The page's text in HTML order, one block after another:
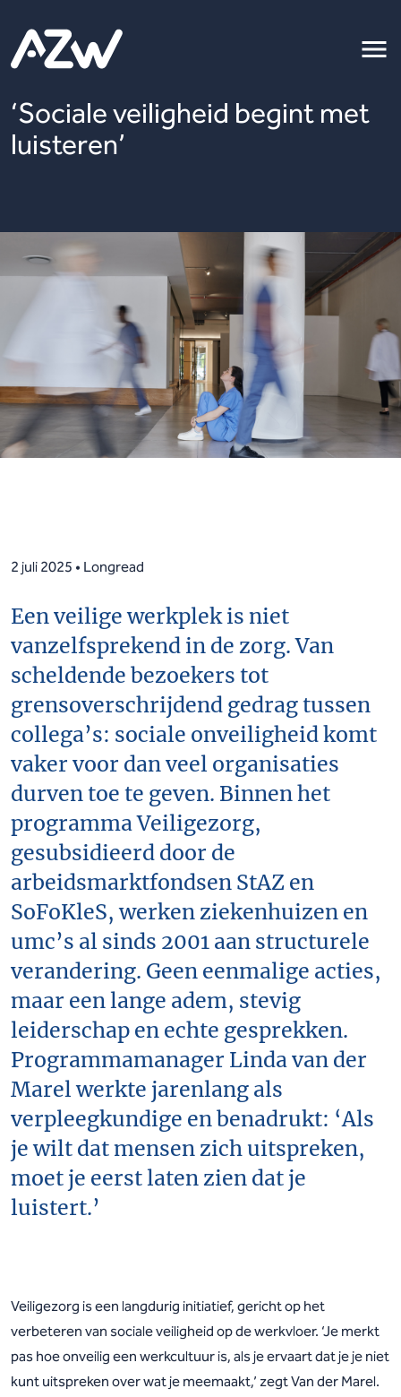
‘Sociale veiligheid begint met
luisteren’
2 juli 2025 • Longread
Een veilige werkplek is niet
vanzelfsprekend in de zorg. Van
scheldende bezoekers tot
grensoverschrijdend gedrag tussen
collega’s: sociale onveiligheid komt
vaker voor dan veel organisaties
durven toe te geven. Binnen het
programma Veiligezorg,
gesubsidieerd door de
arbeidsmarktfondsen StAZ en
SoFoKleS, werken ziekenhuizen en
umc’s al sinds 2001 aan structurele
verandering. Geen eenmalige acties,
maar een lange adem, stevig
leiderschap en echte gesprekken.
Programmamanager Linda van der
Marel werkte jarenlang als
verpleegkundige en benadrukt: ‘Als
je wilt dat mensen zich uitspreken,
moet je eerst laten zien dat je
luistert.’
Veiligezorg is een langdurig initiatief, gericht op het
verbeteren van sociale veiligheid op de werkvloer. ‘Je merkt
pas hoe onveilig een werkcultuur is, als je ervaart dat je je niet
kunt uitspreken over wat je meemaakt,’ zegt Van der Marel.